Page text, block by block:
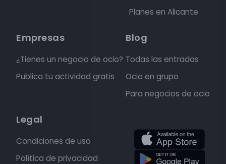
Planes en Alicante
Empresas
¿Tienes un negocio de ocio?
Publica tu actividad gratis
Blog
Todas las entradas
Ocio en grupo
Para negocios de ocio
Legal
Condiciones de uso
Política de privacidad